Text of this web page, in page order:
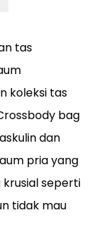
tas
koleksi tas
bag
dan
pria yang
seperti
tidak mau